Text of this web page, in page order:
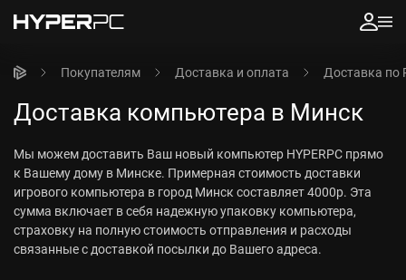
Покупателям Доставка и оплата Доставка по
Доставка компьютера в Минск
Мы можем доставить Ваш новый компьютер HYPERPC прямо
к Вашему дому в Минске. Примерная стоимость доставки
игрового компьютера в город Минск составляет 4000р. Эта
сумма включает в себя надежную упаковку компьютера,
страховку на полную стоимость отправления и расходы
связанные с доставкой посылки до Вашего адреса.